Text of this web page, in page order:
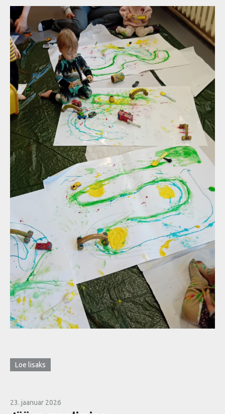
Loe lisaks
23. jaanuar 2026